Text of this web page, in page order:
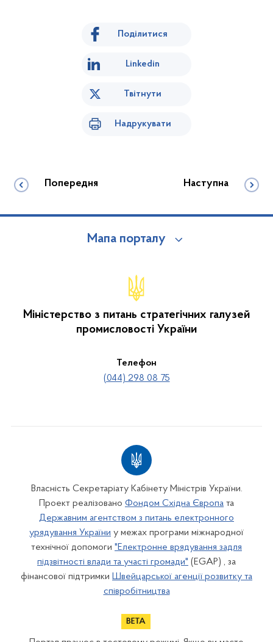
Поділитися
Linkedin
Твітнути
Надрукувати
Попередня Наступна
Мапа порталу
Міністерство з питань стратегічних галузей
промисловості України
Телефон
(044) 298 08 75
Власність Секретаріату Кабінету Міністрів України.
Проект реалізовано Фондом Східна Європа та
Державним агентством з питань електронного
урядування України у межах програми міжнародної
технічної допомоги "Електронне врядування задля
підзвітності влади та участі громади" (EGAP) , за
фінансової підтримки Швейцарської агенції розвитку та
співробітництва